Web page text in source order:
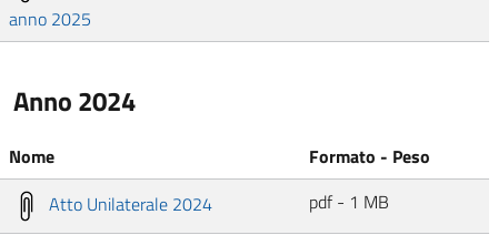
anno 2025
Anno 2024
Nome
Formato - Peso
Atto Unilaterale 2024
pdf - 1 MB